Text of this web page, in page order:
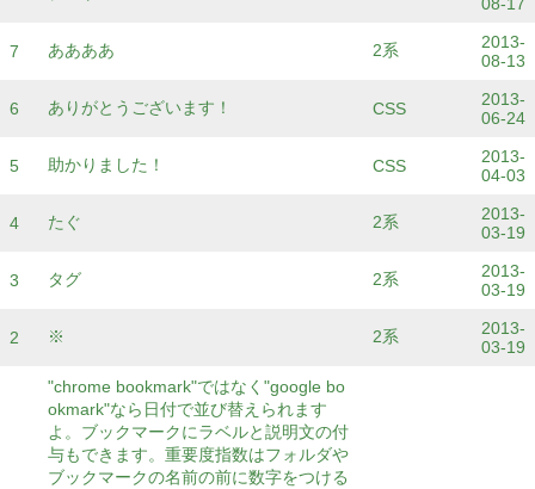
08-17
7 ああああ 2系
2013-
08-13
6 ありがとうございます！ CSS
2013-
06-24
5 助かりました！ CSS
2013-
04-03
4 たぐ 2系
2013-
03-19
3 タグ 2系
2013-
03-19
2 ※ 2系
2013-
03-19
"chrome bookmark"ではなく"google bo
okmark"なら日付で並び替えられます
よ。ブックマークにラベルと説明文の付
与もできます。重要度指数はフォルダや
ブックマークの名前の前に数字をつける